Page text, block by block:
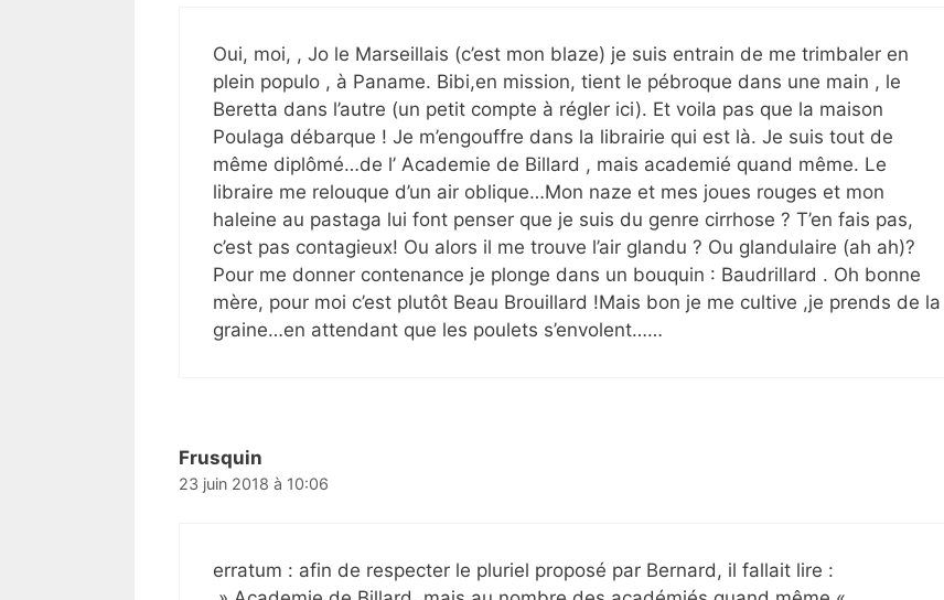
Oui, moi, , Jo le Marseillais (c’est mon blaze) je suis entrain de me trimbaler en
plein populo , à Paname. Bibi,en mission, tient le pébroque dans une main , le
Beretta dans l’autre (un petit compte à régler ici). Et voila pas que la maison
Poulaga débarque ! Je m’engouffre dans la librairie qui est là. Je suis tout de
même diplômé…de l’ Academie de Billard , mais academié quand même. Le
libraire me relouque d’un air oblique…Mon naze et mes joues rouges et mon
haleine au pastaga lui font penser que je suis du genre cirrhose ? T’en fais pas,
c’est pas contagieux! Ou alors il me trouve l’air glandu ? Ou glandulaire (ah ah)?
Pour me donner contenance je plonge dans un bouquin : Baudrillard . Oh bonne
mère, pour moi c’est plutôt Beau Brouillard !Mais bon je me cultive ,je prends de la
graine…en attendant que les poulets s’envolent……
Frusquin
23 juin 2018 à 10:06
erratum : afin de respecter le pluriel proposé par Bernard, il fallait lire :